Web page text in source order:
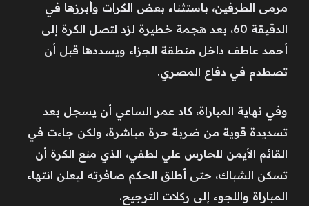
مرمى الطرفين، باستثناء بعض الكرات وأبرزها في
الدقيقة 60، بعد هجمة خطيرة لزد لتصل الكرة إلى
أحمد عاطف داخل منطقة الجزاء ويسددها قبل أن
تصطدم في دفاع المصري.
وفي نهاية المباراة، كاد عمر الساعي أن يسجل بعد
تسديدة قوية من ضربة حرة مباشرة، ولكن جاءت في
القائم الأيمن للحارس علي لطفي، الذي منع الكرة أن
تسكن الشباك، حتى أطلق الحكم صافرته ليعلن انتهاء
المباراة واللجوء إلى ركلات الترجيح.